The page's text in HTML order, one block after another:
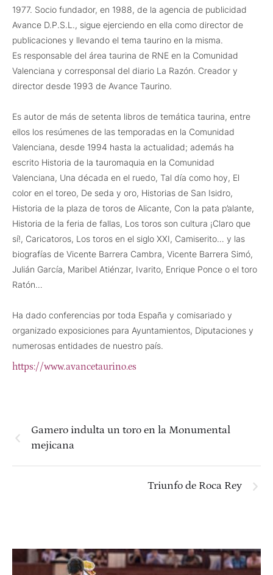
1977. Socio fundador, en 1988, de la agencia de publicidad
Avance D.P.S.L., sigue ejerciendo en ella como director de
publicaciones y llevando el tema taurino en la misma.
Es responsable del área taurina de RNE en la Comunidad
Valenciana y corresponsal del diario La Razón. Creador y
director desde 1993 de Avance Taurino.
Es autor de más de setenta libros de temática taurina, entre
ellos los resúmenes de las temporadas en la Comunidad
Valenciana, desde 1994 hasta la actualidad; además ha
escrito Historia de la tauromaquia en la Comunidad
Valenciana, Una década en el ruedo, Tal día como hoy, El
color en el toreo, De seda y oro, Historias de San Isidro,
Historia de la plaza de toros de Alicante, Con la pata p’alante,
Historia de la feria de fallas, Los toros son cultura ¡Claro que
sí!, Caricatoros, Los toros en el siglo XXI, Camiserito… y las
biografías de Vicente Barrera Cambra, Vicente Barrera Simó,
Julián García, Maribel Atiénzar, Ivarito, Enrique Ponce o el toro
Ratón…
Ha dado conferencias por toda España y comisariado y
organizado exposiciones para Ayuntamientos, Diputaciones y
numerosas entidades de nuestro país.
https://www.avancetaurino.es
Gamero indulta un toro en la Monumental
mejicana
Triunfo de Roca Rey